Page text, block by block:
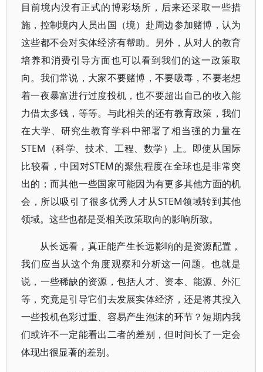
目前境内没有正式的博彩场所，后来还采取一些措
施，控制境内人员出国（境）赴周边参加赌博，认为
这些都不会对实体经济有帮助。另外，从对人的教育
培养和消费引导方面也可以看到我们的这一政策取
向。我们常说，大家不要赌博，不要吸毒，不要老想
着一夜暴富进行过度投机，也不要超出自己的收入能
力借太多钱，等等。与此相关的还有教育政策，我们
在大学、研究生教育学科中部署了相当强的力量在
STEM（科学、技术、工程、数学）上。即使从国际
比较看，中国对STEM的聚焦程度在全球也是非常突
出的；而其他一些国家可能因为有更多其他方面的机
会，所以吸引了很多优秀人才从STEM领域转到其他
领域。这些也都是受相关政策取向的影响所致。
从长远看，真正能产生长远影响的是资源配置，
我们应当从这个角度观察和分析这一问题。也就是
说，一些稀缺的资源，包括人才、资本、能源、外汇
等，究竟是引导它们去发展实体经济，还是将其投入
一些投机色彩过重、容易产生泡沫的环节？短期内我
们或许不一定能看出二者的差别，但时间长了一定会
体现出很显著的差别。